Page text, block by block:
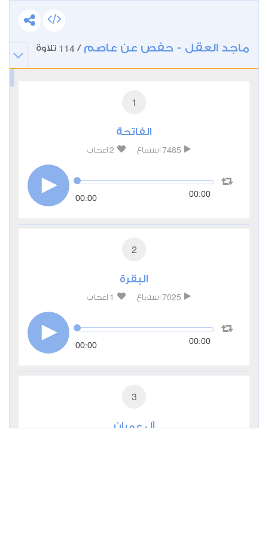
ماجد العقل - حفص عن عاصم /
114 تلاوة
1
الفاتحة
7485 استماع 2 اعجاب
00:00 00:00
2
البقرة
7025 استماع 1 اعجاب
00:00 00:00
3
آل عمران